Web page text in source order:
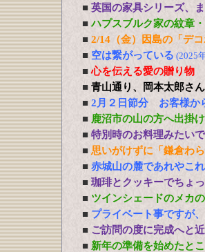
■ 英国の家具シリーズ、
■ ハプスブルク家の紋章
■ 2/14（金）因島の「デ
■ 空は繋がっている (2025
■ 心を伝える愛の贈り
■ 青山通り、岡本太郎さ
■ 2月２日節分 お客様か
■ 鹿沼市の山の方へ出掛
■ 特別時のお料理みたいで
■ 思いがけずに「鎌倉わ
■ 赤城山の麓であれやこ
■ 珈琲とクッキーでちょ
■ ツインシェードのメカ
■ プライベート事ですが
■ ご訪問の度に完成へと
■ 新年の準備を始めたとこ